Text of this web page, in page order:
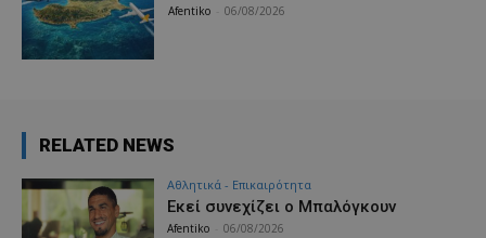
Afentiko 06/08/2026
RELATED NEWS
Αθλητικά - Επικαιρότητα
Εκεί συνεχίζει ο Μπαλόγκουν
Afentiko 06/08/2026